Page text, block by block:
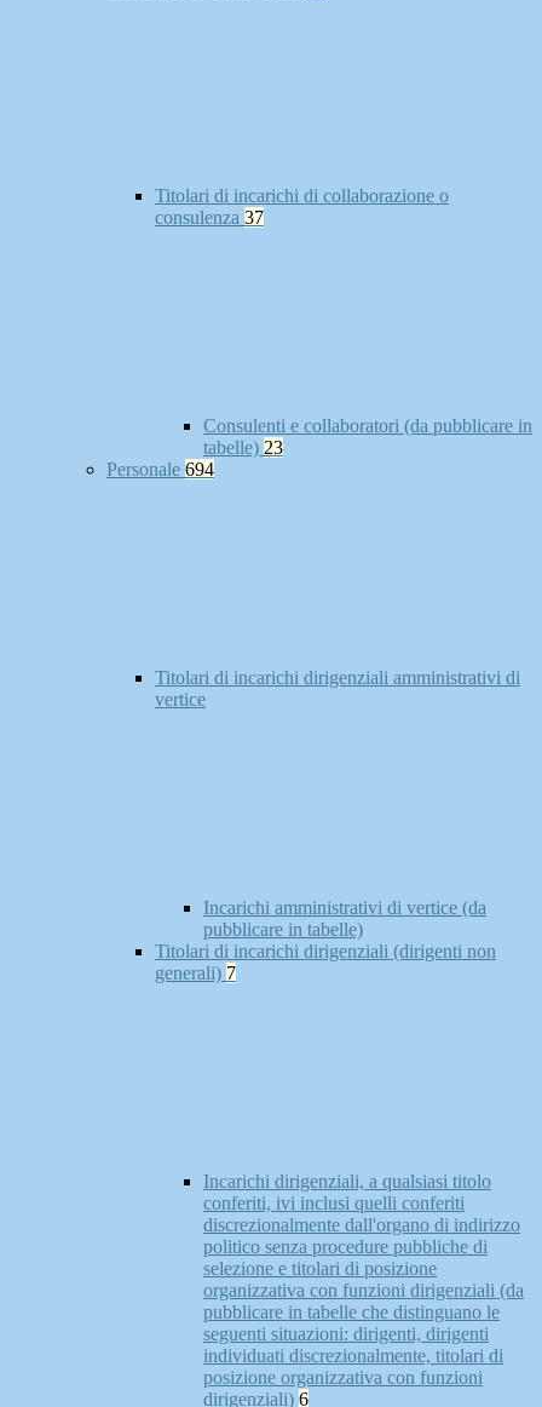
Titolari di incarichi di collaborazione o
consulenza 37
Consulenti e collaboratori (da pubblicare in
tabelle) 23
Personale 694
Titolari di incarichi dirigenziali amministrativi di
vertice
Incarichi amministrativi di vertice (da
pubblicare in tabelle)
Titolari di incarichi dirigenziali (dirigenti non
generali) 7
Incarichi dirigenziali, a qualsiasi titolo
conferiti, ivi inclusi quelli conferiti
discrezionalmente dall'organo di indirizzo
politico senza procedure pubbliche di
selezione e titolari di posizione
organizzativa con funzioni dirigenziali (da
pubblicare in tabelle che distinguano le
seguenti situazioni: dirigenti, dirigenti
individuati discrezionalmente, titolari di
posizione organizzativa con funzioni
dirigenziali) 6